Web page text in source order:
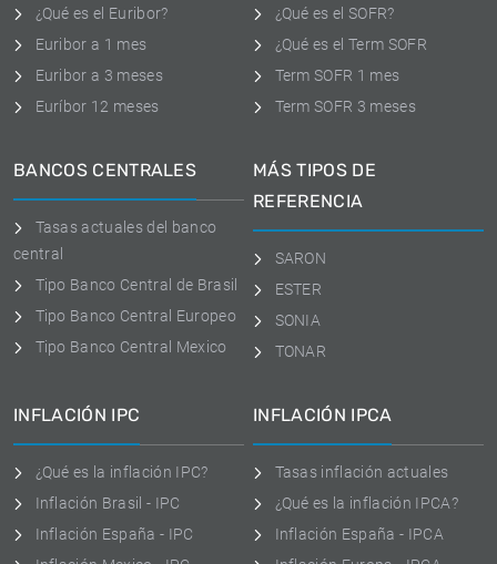
¿Qué es el Euribor?
Euribor a 1 mes
Euribor a 3 meses
Euríbor 12 meses
¿Qué es el SOFR?
¿Qué es el Term SOFR
Term SOFR 1 mes
Term SOFR 3 meses
BANCOS CENTRALES
Tasas actuales del banco
central
Tipo Banco Central de Brasil
Tipo Banco Central Europeo
Tipo Banco Central Mexico
MÁS TIPOS DE
REFERENCIA
SARON
ESTER
SONIA
TONAR
INFLACIÓN IPC
¿Qué es la inflación IPC?
Inflación Brasil - IPC
Inflación España - IPC
INFLACIÓN IPCA
Tasas inflación actuales
¿Qué es la inflación IPCA?
Inflación España - IPCA